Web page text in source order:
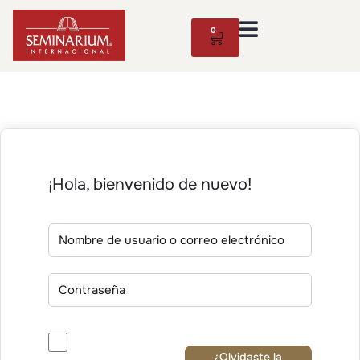
0
¡Hola, bienvenido de nuevo!
¿Olvidaste la